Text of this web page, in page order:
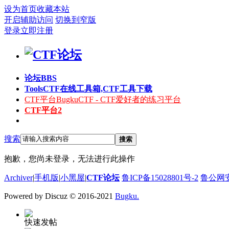
设为首页收藏本站
开启辅助访问 切换到窄版
登录立即注册
论坛BBS
ToolsCTF在线工具箱,CTF工具下载
CTF平台BugkuCTF - CTF爱好者的练习平台
CTF平台2
搜索 搜索
抱歉，您尚未登录，无法进行此操作
Archiver|手机版|小黑屋|CTF论坛 鲁ICP备15028801号-2 鲁公网
Powered by Discuz © 2016-2021 Bugku.
快速发帖